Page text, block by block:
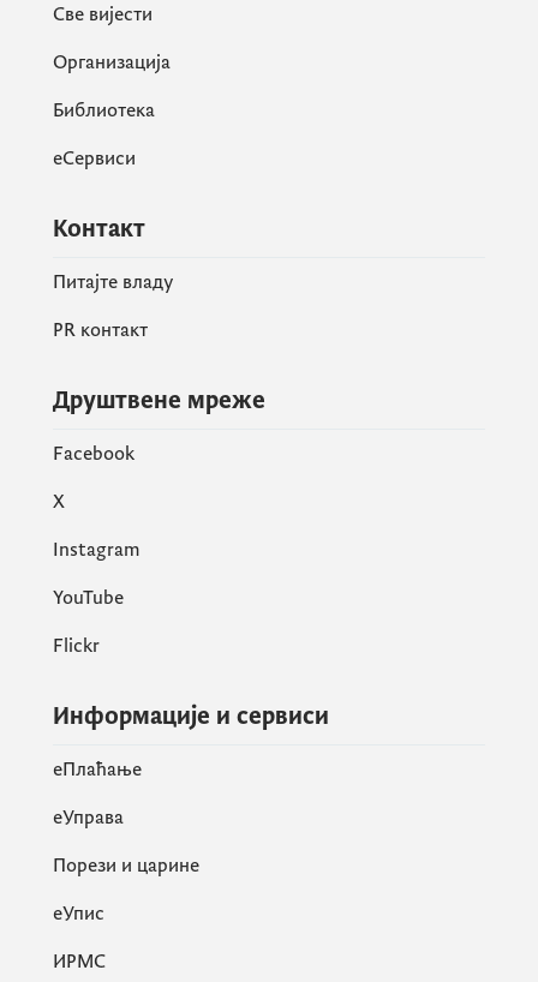
Све вијести
Организација
Библиотека
еСервиси
Контакт
Питајте владу
PR контакт
Друштвене мреже
Facebook
X
Instagram
YouTube
Flickr
Информације и сервиси
eПлаћање
еУправа
Порези и царине
eУпис
ИРМС